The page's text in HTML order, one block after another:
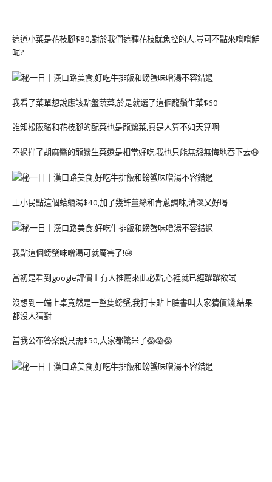
這道小菜是花枝腳$80,對於我們這種花枝魷魚控的人,豈可不點來嚐嚐鮮
呢?
我看了菜單想說應該點盤蔬菜,於是就選了這個龍鬚生菜$60
誰知松阪豬和花枝腳的配菜也是龍鬚菜,真是人算不如天算啊!
不過拌了胡麻醬的龍鬚生菜還是相當好吃,我也只能無怨無悔地吞下去😆
王小民點這個蛤蠣湯$40,加了幾許薑絲和青蔥調味,清淡又好喝
我點這個螃蟹味噌湯可就厲害了!😜
當初是看到google評價上有人推薦來此必點,心裡就已經躍躍欲試
沒想到一端上桌竟然是一整隻螃蟹,我打卡貼上臉書叫大家猜價錢,結果
都沒人猜對
當我公布答案說只需$50,大家都驚呆了😱😱😱